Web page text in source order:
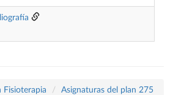
Fisioterapia
Asignaturas del plan 275